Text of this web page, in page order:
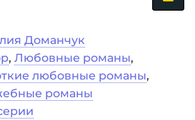
Доманчук
, Любовные романы,
любовные романы,
романы